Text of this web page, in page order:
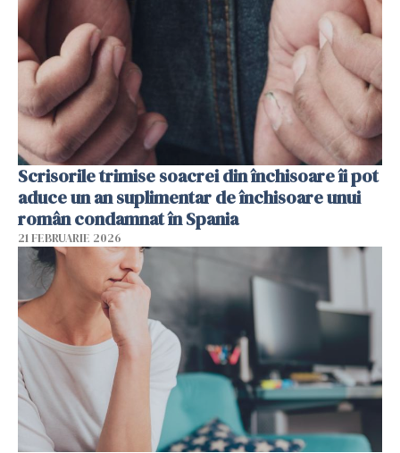
Scrisorile trimise soacrei din închisoare îi pot
aduce un an suplimentar de închisoare unui
român condamnat în Spania
21 FEBRUARIE 2026